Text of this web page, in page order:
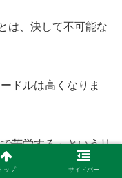
は、決して不可能な
ドルは高くなりま
苦労する」というリ
判断でもあります。
トップ サイドバー